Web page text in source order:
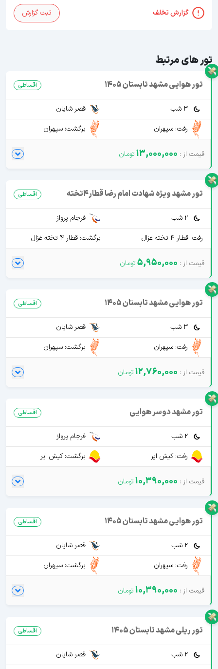
گزارش تخلف ثبت گزارش
تور های مرتبط
تور هوایی مشهد تابستان 1405 اقساطی
3 شب
قصر شایان
رفت: سپهران
برگشت: سپهران
13,000,000
تور مشهد ویژه شهادت امام رضا قطار4تخته اقساطی
2 شب
فرجام پرواز
رفت: قطار 4 تخته غزال
برگشت: قطار 4 تخته غزال
5,950,000
تور هوایی مشهد تابستان 1405 اقساطی
3 شب
قصر شایان
رفت: سپهران
برگشت: سپهران
12,760,000
تور مشهد دوسر هوایی اقساطی
2 شب
فرجام پرواز
رفت: کیش ایر
برگشت: کیش ایر
10,390,000
تور هوایی مشهد تابستان 1405 اقساطی
2 شب
قصر شایان
رفت: سپهران
برگشت: سپهران
10,390,000
تور ریلی مشهد تابستان 1405 اقساطی
2 شب
قصر شایان